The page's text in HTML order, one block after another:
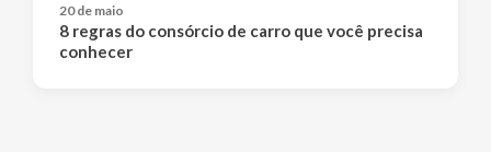
20 de maio
8 regras do consórcio de carro que você precisa
conhecer